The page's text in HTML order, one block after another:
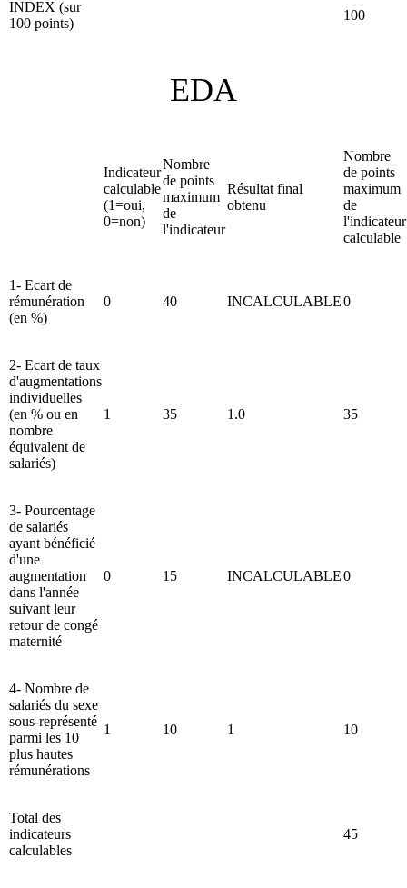
INDEX (sur
100 points)
100
EDA
Indicateur
calculable
(1=oui,
0=non)
Nombre
de points
maximum
de
l'indicateur
Résultat final
obtenu
Nombre
de points
maximum
de
l'indicateur
calculable
1- Ecart de
rémunération
(en %)
0 40 INCALCULABLE0
2- Ecart de taux
d'augmentations
individuelles
(en % ou en
nombre
équivalent de
salariés)
1 35 1.0 35
3- Pourcentage
de salariés
ayant bénéficié
d'une
augmentation
dans l'année
suivant leur
retour de congé
maternité
0 15 INCALCULABLE0
4- Nombre de
salariés du sexe
sous-représenté
parmi les 10
plus hautes
rémunérations
1 10 1 10
Total des
indicateurs
calculables
45